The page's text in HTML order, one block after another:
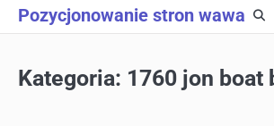
Skip
to
Pozycjonowanie stron wawa
Kategoria: 1760 jon boat